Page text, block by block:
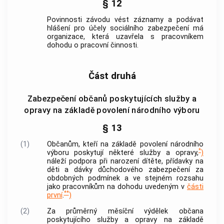
§ 12
Povinnosti závodu vést záznamy a podávat
hlášení pro účely sociálního zabezpečení má
organizace, která uzavřela s pracovníkem
dohodu o pracovní činnosti.
Část druhá
Zabezpečení občanů poskytujících služby a
opravy na základě povolení národního výboru
§ 13
(1)
Občanům, kteří na základě povolení národního
výboru poskytují některé služby a opravy,*)
náleží podpora při narození dítěte, přídavky na
děti a dávky důchodového zabezpečení za
obdobných podmínek a ve stejném rozsahu
jako pracovníkům na dohodu uvedeným v části
první.**)
(2)
Za průměrný měsíční výdělek občana
poskytujícího služby a opravy na základě